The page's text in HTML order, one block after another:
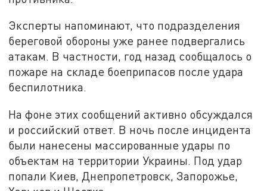
Эксперты напоминают, что подразделения
береговой обороны уже ранее подвергались
атакам. В частности, год назад сообщалось о
пожаре на складе боеприпасов после удара
беспилотника.
На фоне этих сообщений активно обсуждался
и российский ответ. В ночь после инцидента
были нанесены массированные удары по
объектам на территории Украины. Под удар
попали Киев, Днепропетровск, Запорожье,